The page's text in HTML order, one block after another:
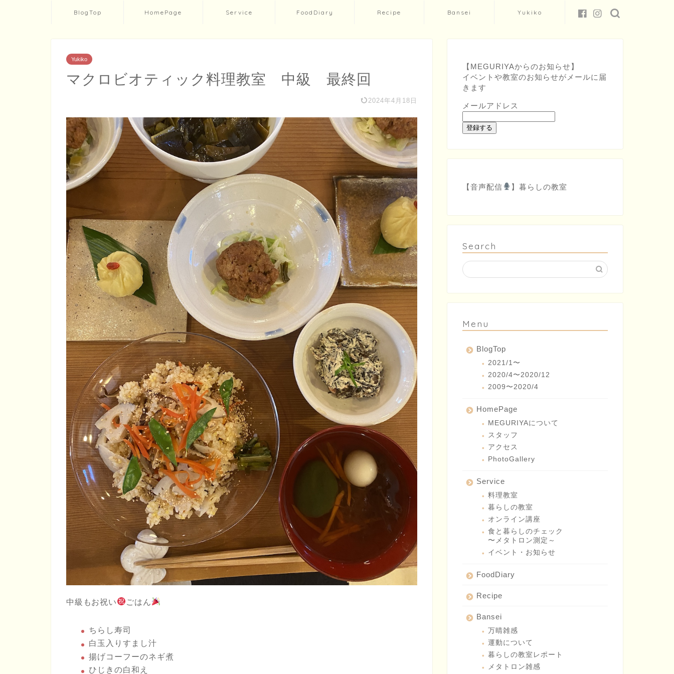
BlogTop HomePage Service FoodDiary Recipe Bansei Yukiko
Yukiko
マクロビオティック料理教室 中級 最終回
2024年4月18日
中級もお祝い ごはん
ちらし寿司
白玉入りすまし汁
揚げコーフーのネギ煮
ひじきの白和え
【MEGURIYAからのお知らせ】
イベントや教室のお知らせがメールに届
きます
メールアドレス
登録する
【音声配信 】暮らしの教室
Search
Menu
BlogTop
2021/1〜
2020/4〜2020/12
2009〜2020/4
HomePage
MEGURIYAについて
スタッフ
アクセス
PhotoGallery
Service
料理教室
暮らしの教室
オンライン講座
食と暮らしのチェック
〜メタトロン測定～
イベント・お知らせ
FoodDiary
Recipe
Bansei
万晴雑感
運動について
暮らしの教室レポート
メタトロン雑感